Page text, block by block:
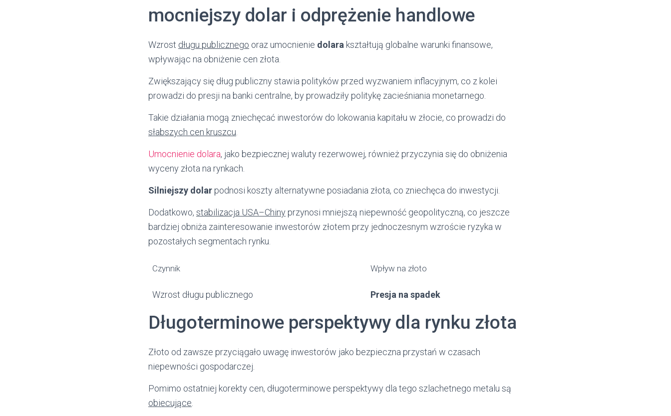
mocniejszy dolar i odprężenie handlowe
Wzrost długu publicznego oraz umocnienie dolara kształtują globalne warunki finansowe,
wpływając na obniżenie cen złota.
Zwiększający się dług publiczny stawia polityków przed wyzwaniem inflacyjnym, co z kolei
prowadzi do presji na banki centralne, by prowadziły politykę zacieśniania monetarnego.
Takie działania mogą zniechęcać inwestorów do lokowania kapitału w złocie, co prowadzi do
słabszych cen kruszcu
Umocnienie dolara, jako bezpiecznej waluty rezerwowej, również przyczynia się do obniżenia
wyceny złota na rynkach.
Silniejszy dolar podnosi koszty alternatywne posiadania złota, co zniechęca do inwestycji.
Dodatkowo, stabilizacja USA–Chiny przynosi mniejszą niepewność geopolityczną, co jeszcze
bardziej obniża zainteresowanie inwestorów złotem przy jednoczesnym wzroście ryzyka w
pozostałych segmentach rynku.
Czynnik Wpływ na złoto
Wzrost długu publicznego Presja na spadek
Długoterminowe perspektywy dla rynku złota
Złoto od zawsze przyciągało uwagę inwestorów jako bezpieczna przystań w czasach
niepewności gospodarczej.
Pomimo ostatniej korekty cen, długoterminowe perspektywy dla tego szlachetnego metalu są
obiecujące